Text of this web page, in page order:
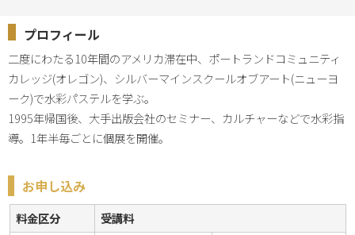
プロフィール
二度にわたる10年間のアメリカ滞在中、ポートランドコミュニティ
カレッジ(オレゴン)、シルバーマインスクールオブアート(ニューヨ
ーク)で水彩パステルを学ぶ。
1995年帰国後、大手出版会社のセミナー、カルチャーなどで水彩指
導。1年半毎ごとに個展を開催。
お申し込み
料金区分 受講料